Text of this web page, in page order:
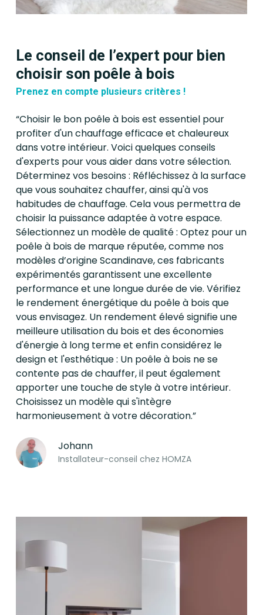
intérieur de manière optimale
l’environnement. Faites-nous
projet d’installation de poêle à
bois et créez une ambiance
chaleureuse et confortable
chez vous. Contactez-nous
dès maintenant pour
demander un devis
personnalisé et bénéficier de
nos services experts.
Le conseil de l’expert pour bien
choisir son poêle à bois
Prenez en compte plusieurs critères !
“Choisir le bon poêle à bois est essentiel pour
profiter d'un chauffage efficace et chaleureux
dans votre intérieur. Voici quelques conseils
d'experts pour vous aider dans votre sélection.
Déterminez vos besoins : Réfléchissez à la surface
que vous souhaitez chauffer, ainsi qu'à vos
habitudes de chauffage. Cela vous permettra de
choisir la puissance adaptée à votre espace.
Sélectionnez un modèle de qualité : Optez pour un
poêle à bois de marque réputée, comme nos
modèles d’origine Scandinave, ces fabricants
expérimentés garantissent une excellente
performance et une longue durée de vie. Vérifiez
le rendement énergétique du poêle à bois que
vous envisagez. Un rendement élevé signifie une
meilleure utilisation du bois et des économies
d'énergie à long terme et enfin considérez le
design et l'esthétique : Un poêle à bois ne se
contente pas de chauffer, il peut également
apporter une touche de style à votre intérieur.
Choisissez un modèle qui s'intègre
harmonieusement à votre décoration.”
Johann
Installateur-conseil chez HOMZA